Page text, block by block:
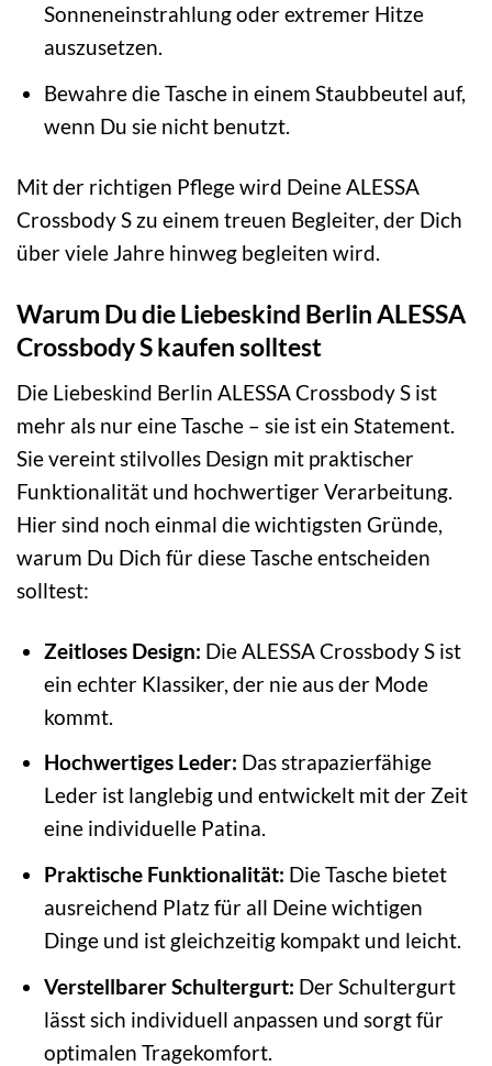
Sonneneinstrahlung oder extremer Hitze
auszusetzen.
Bewahre die Tasche in einem Staubbeutel auf,
wenn Du sie nicht benutzt.
Mit der richtigen Pflege wird Deine ALESSA
Crossbody S zu einem treuen Begleiter, der Dich
über viele Jahre hinweg begleiten wird.
Warum Du die Liebeskind Berlin ALESSA
Crossbody S kaufen solltest
Die Liebeskind Berlin ALESSA Crossbody S ist
mehr als nur eine Tasche – sie ist ein Statement.
Sie vereint stilvolles Design mit praktischer
Funktionalität und hochwertiger Verarbeitung.
Hier sind noch einmal die wichtigsten Gründe,
warum Du Dich für diese Tasche entscheiden
solltest:
Zeitloses Design: Die ALESSA Crossbody S ist
ein echter Klassiker, der nie aus der Mode
kommt.
Hochwertiges Leder: Das strapazierfähige
Leder ist langlebig und entwickelt mit der Zeit
eine individuelle Patina.
Praktische Funktionalität: Die Tasche bietet
ausreichend Platz für all Deine wichtigen
Dinge und ist gleichzeitig kompakt und leicht.
Verstellbarer Schultergurt: Der Schultergurt
lässt sich individuell anpassen und sorgt für
optimalen Tragekomfort.